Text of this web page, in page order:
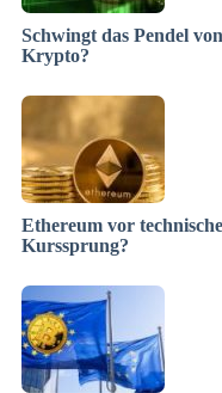
Schwingt das Pendel
Krypto?
Ethereum vor
Kurssprung?